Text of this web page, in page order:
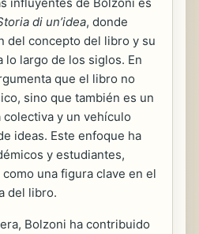
di un’idea, donde
del concepto del libro y su
lo largo de los siglos. En
que el libro no
sino que también es un
y un vehículo
ideas. Este enfoque ha
y estudiantes,
una figura clave en el
del libro.
Bolzoni ha contribuido